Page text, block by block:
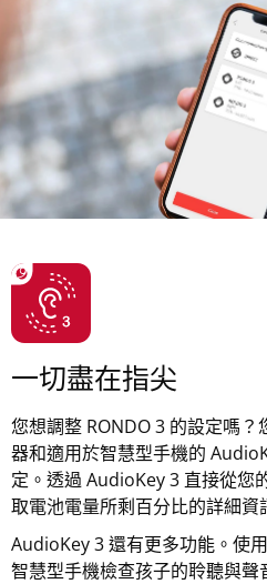
一切盡在指尖
您想調整 RONDO 3 的設定嗎
器和適用於智慧型手機的
定。透過 AudioKey 3 直接從
取電池電量所剩百分比的詳細資
AudioKey 3 還有更多功能。使
智慧型手機檢查孩子的聆聽與